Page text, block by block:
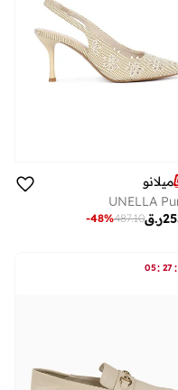
ميلانو
UNELLA
ر.ق487.10
-48%
05: 27 :